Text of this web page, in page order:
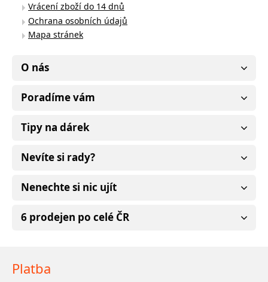
Vrácení zboží do 14 dnů
Ochrana osobních údajů
Mapa stránek
O nás
Poradíme vám
Tipy na dárek
Nevíte si rady?
Nenechte si nic ujít
6 prodejen po celé ČR
Platba